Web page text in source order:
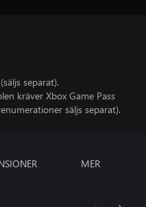
separat).
kräver Xbox Game Pass
säljs separat).
MER